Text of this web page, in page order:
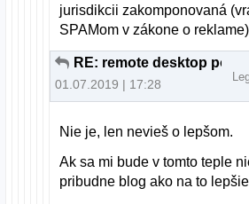
jurisdikcii zakomponovaná
SPAMom v zákone o
01.07.2019 | 17:28
Nie je, len nevieš o lepšom.
Ak sa mi bude v tomto teple
pribudne blog ako na to